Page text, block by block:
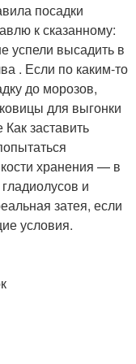
посадки
к сказанному:
успели высадить в
. Если по каким-то
до морозов,
для выгонки
заставить
хранения — в
и
затея, если
условия.